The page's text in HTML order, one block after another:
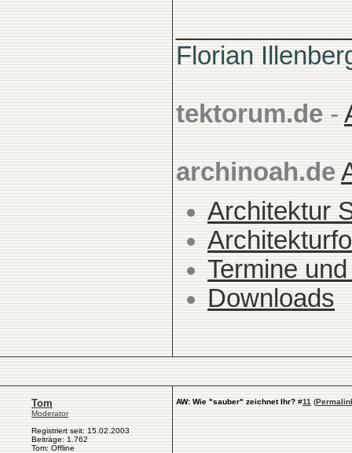
Florian
tektorum.de -
archinoah.de
Architektur
Termine
Downloads
Tom
Moderator
Registriert seit: 15.02.2003
Beiträge: 1.762
Tom: Offline
AW: Wie "sauber" zeichnet Ihr? #11 (